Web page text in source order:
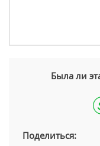
Была ли
Поделиться: